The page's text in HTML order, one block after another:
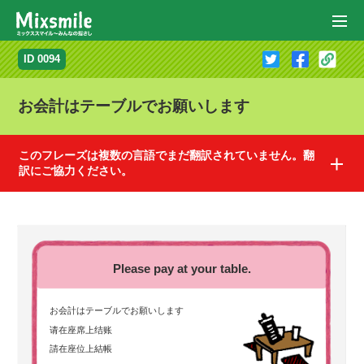
ID 0094
お会計はテーブルでお願いします
このフレーズは複数の言語でまだ翻訳されていません。翻
訳にご協力ください。
ベトナム語 フランス語 スペイン語 ドイツ語